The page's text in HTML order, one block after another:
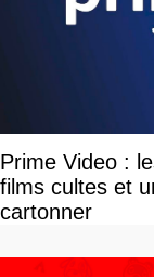
Prime Video :
films cultes et
cartonner